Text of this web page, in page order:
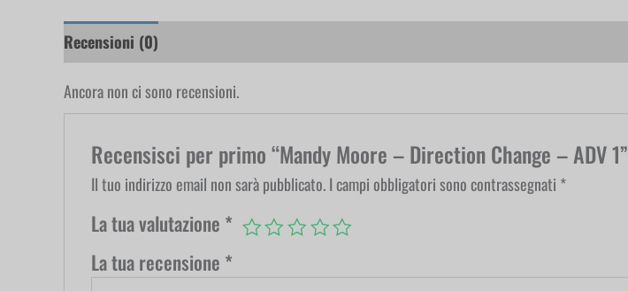
Recensioni (0)
Ancora non ci sono recensioni.
Recensisci per primo “Mandy Moore – Direction Change – ADV 1”
Il tuo indirizzo email non sarà pubblicato.I campi obbligatori sono contrassegnati *
La tua valutazione *
La tua recensione *